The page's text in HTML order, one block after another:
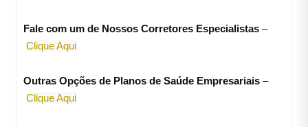
Fale com um de Nossos Corretores Especialistas–
Clique Aqui
Outras Opções de Planos de Saúde Empresariais–
Clique Aqui